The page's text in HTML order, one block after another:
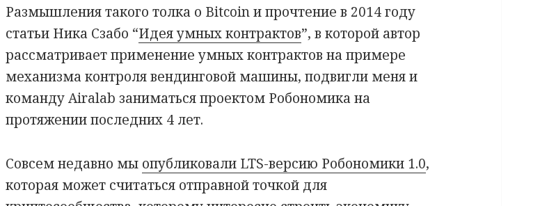
Размышления такого толка о Bitcoin и прочтение в 2014 году
статьи Ника Сзабо “Идея умных контрактов”, в которой автор
рассматривает применение умных контрактов на примере
механизма контроля вендинговой машины, подвигли меня и
команду Airalab заниматься проектом Робономика на
протяжении последних 4 лет.
Совсем недавно мы опубликовали LTS-версию Робономики 1.0,
которая может считаться отправной точкой для